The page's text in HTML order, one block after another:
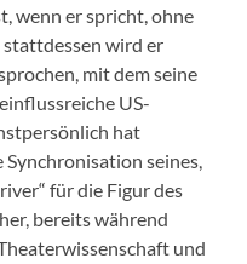
wenn er spricht, ohne
stattdessen wird er
mit dem seine
US-
hat
seines,
für die Figur des
bereits während
und